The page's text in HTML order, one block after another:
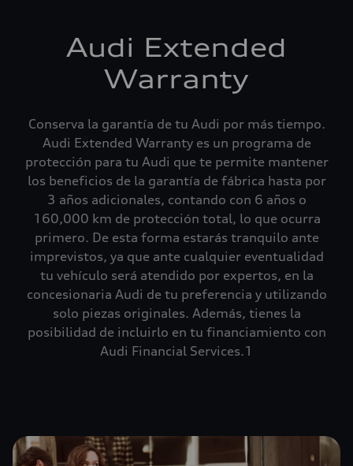
Audi Extended
Warranty
Conserva la garantía de tu Audi por más tiempo.
Audi Extended Warranty es un programa de
protección para tu Audi que te permite mantener
los beneficios de la garantía de fábrica hasta por
3 años adicionales, contando con 6 años o
160,000 km de protección total, lo que ocurra
primero. De esta forma estarás tranquilo ante
imprevistos, ya que ante cualquier eventualidad
tu vehículo será atendido por expertos, en la
concesionaria Audi de tu preferencia y utilizando
solo piezas originales. Además, tienes la
posibilidad de incluirlo en tu financiamiento con
Audi Financial Services.1